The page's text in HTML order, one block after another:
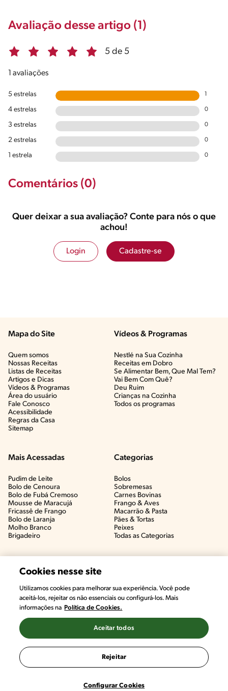
Avaliação desse artigo (1)
5 de 5
1 avaliações
5 estrelas 1
4 estrelas 0
3 estrelas 0
2 estrelas 0
1 estrela 0
Comentários (0)
Quer deixar a sua avaliação? Conte para nós o que
achou!
Login Cadastre-se
Mapa do Site
Quem somos
Nossas Receitas
Listas de Receitas​
Artigos e Dicas​
Vídeos & Programas​
Área do usuário
Fale Conosco
Acessibilidade
Regras da Casa
Sitemap
Vídeos & Programas​
Nestlé na Sua Cozinha
Receitas em Dobro
Se Alimentar Bem, Que Mal Tem?​
Vai Bem Com Quê?​
Deu Ruim​
Crianças na Cozinha​
Todos os programas
Mais Acessadas
Pudim de Leite
Bolo de Cenoura
Bolo de Fubá Cremoso
Mousse de Maracujá
Fricassê de Frango
Bolo de Laranja
Molho Branco
Brigadeiro
Categorias
Bolos
Sobremesas
Carnes Bovinas​
Frango & Aves​
Macarrão & Pasta​
Pães & Tortas​
Peixes
Todas as Categorias
Cookies nesse site
Utilizamos cookies para melhorar sua experiência. Você pode
aceitá-los, rejeitar os não essenciais ou configurá-los. Mais
informações na Política de Cookies.
Configurar Cookies
Rejeitar
Aceitar todos